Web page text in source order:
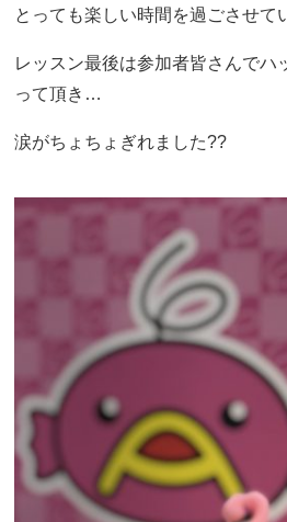
とっても楽しい時間を過ごさせて
レッスン最後は参加者皆さんでハ
って頂き…
涙がちょちょぎれました??